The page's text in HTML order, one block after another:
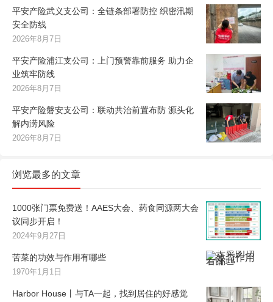
平安产险武义支公司：全链条部署防控 织密汛期
安全防线
2026年8月7日
平安产险浦江支公司：上门预警靠前服务 助力企
业筑牢防线
2026年8月7日
平安产险磐安支公司：联动共治前置布防 源头化
解内涝风险
2026年8月7日
浏览最多的文章
1000张门票免费送！AAES大会、药食同源两大会
议同步开启！
2024年9月27日
苦菜的功效与作用有哪些
1970年1月1日
Harbor House丨与TA一起，找到居住的好感觉